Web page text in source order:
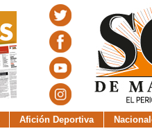
Afición Deportiva